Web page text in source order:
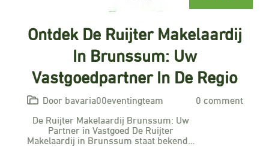
Ontdek De Ruijter Makelaardij
In Brunssum: Uw
Vastgoedpartner In De Regio
Door bavaria00eventingteam
0 comment
De Ruijter Makelaardij Brunssum: Uw
Partner in Vastgoed De Ruijter
Makelaardij in Brunssum staat bekend…